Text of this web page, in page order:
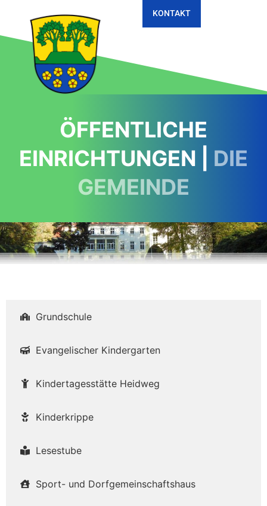
KONTAKT
ÖFFENTLICHE
EINRICHTUNGEN |
DIE
GEMEINDE
Grundschule
Evangelischer Kindergarten
Kindertagesstätte Heidweg
Kinderkrippe
Lesestube
Sport- und Dorfgemeinschaftshaus